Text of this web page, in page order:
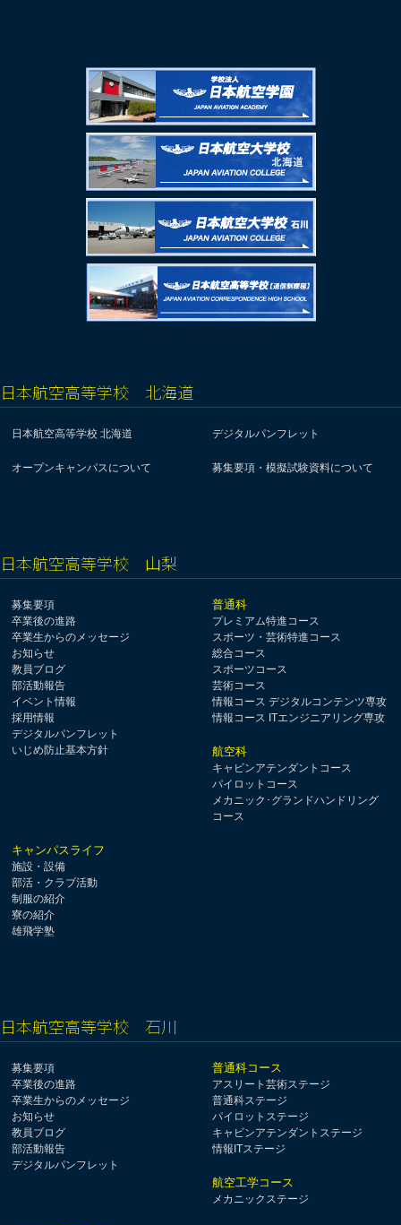
日本航空高等学校 北海道
日本航空高等学校 北海道 デジタルパンフレット
オープンキャンパスについて 募集要項・模擬試験資料について
日本航空高等学校 山梨
募集要項
卒業後の進路
卒業生からのメッセージ
お知らせ
教員ブログ
部活動報告
イベント情報
採用情報
デジタルパンフレット
いじめ防止基本方針
普通科
プレミアム特進コース
スポーツ・芸術特進コース
総合コース
スポーツコース
芸術コース
情報コース デジタルコンテンツ専攻
情報コース ITエンジニアリング専攻
航空科
キャビンアテンダントコース
パイロットコース
メカニック･グランドハンドリング
コース
キャンパスライフ
施設・設備
部活・クラブ活動
制服の紹介
寮の紹介
雄飛学塾
日本航空高等学校 石川
募集要項
卒業後の進路
卒業生からのメッセージ
お知らせ
教員ブログ
部活動報告
デジタルパンフレット
普通科コース
アスリート芸術ステージ
普通科ステージ
パイロットステージ
キャビンアテンダントステージ
情報ITステージ
航空工学コース
メカニックステージ